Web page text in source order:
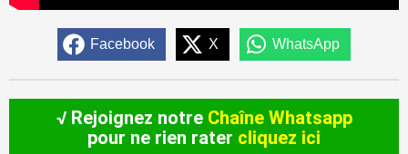
Facebook X WhatsApp
√ Rejoignez notre Chaîne Whatsapp
pour ne rien rater cliquez ici